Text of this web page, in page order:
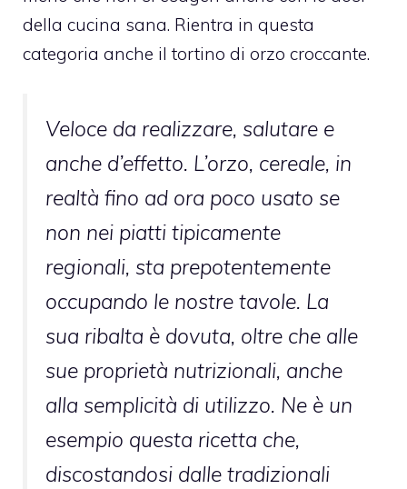
della cucina sana. Rientra in questa
categoria anche il tortino di orzo croccante.
Veloce da realizzare, salutare e
anche d’effetto. L’orzo, cereale, in
realtà fino ad ora poco usato se
non nei piatti tipicamente
regionali, sta prepotentemente
occupando le nostre tavole. La
sua ribalta è dovuta, oltre che alle
sue proprietà nutrizionali, anche
alla semplicità di utilizzo. Ne è un
esempio questa ricetta che,
discostandosi dalle tradizionali